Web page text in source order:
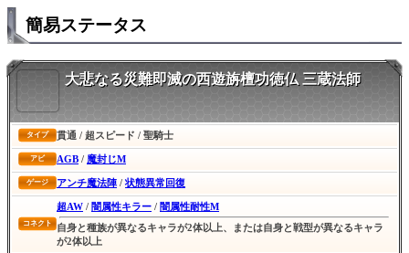
簡易ステータス
大悲なる災難即滅の西遊旃檀功徳仏 三蔵法師
タイプ 貫通 / 超スピード / 聖騎士
アビ AGB / 魔封じM
ゲージ アンチ魔法陣 /状態異常回復
コネクト
超AW / 闇属性キラー / 闇属性耐性M
自身と種族が異なるキャラが2体以上、または自身と戦型が異なるキャラ
が2体以上